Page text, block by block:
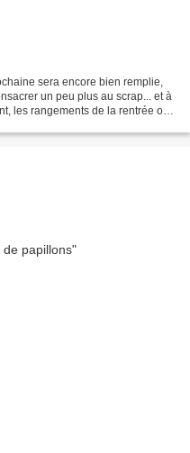
sera encore bien remplie,
un peu plus au scrap... et à
les rangements de la rentrée ont